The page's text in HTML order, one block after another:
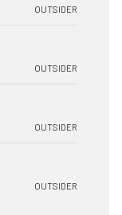
OUTSIDER
OUTSIDER
OUTSIDER
OUTSIDER